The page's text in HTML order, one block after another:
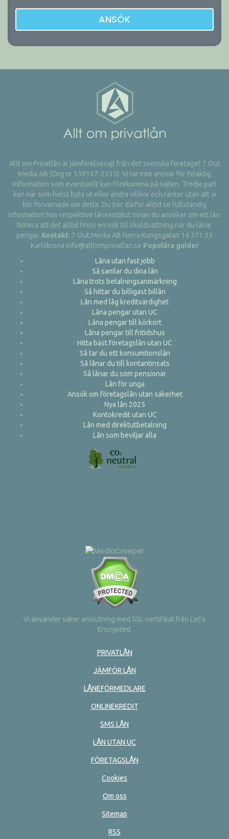
ANSÖK
Allt om Privatlån är jämförelsesajt från det svenska företaget 7 Out
Media AB (Org nr 559197-2335). Vi tar inte ansvar för felaktig
information som eventuellt kan förekomma på sajten. Tredje part
kan när som helst byta ut eller ändra villkor och räntor utan att vi
blir förvarnade om detta. Du bör därför alltid se fullständig
information hos respektive låneinstitut innan du ansöker om ett lån.
Notera att det alltid finns en risk till skuldsättning när du lånar
pengar. Kontakt: 7 Out Media AB Norra Kungsgatan 14 371 33
Karlskrona info@alltomprivatlan.se Populära guider
Låna utan fast jobb
Så samlar du dina lån
Låna trots betalningsanmärkning
Så hittar du billigast billån
Lån med låg kreditvärdighet
Låna pengar utan UC
Låna pengar till körkort
Låna pengar till fritidshus
Hitta bäst företagslån utan UC
Så tar du ett konsumtionslån
Så lånar du till kontantinsats
Så lånar du som pensionär
Lån för unga
Ansök om företagslån utan säkerhet
Nya lån 2025
Kontokredit utan UC
Lån med direktutbetalning
Lån som beviljar alla
Vi använder säker anslutning med SSL-certifikat från Let's
Encrypted.
PRIVATLÅN
JÄMFÖR LÅN
LÅNEFÖRMEDLARE
ONLINEKREDIT
SMS LÅN
LÅN UTAN UC
FÖRETAGSLÅN
Cookies
Om oss
Sitemap
RSS